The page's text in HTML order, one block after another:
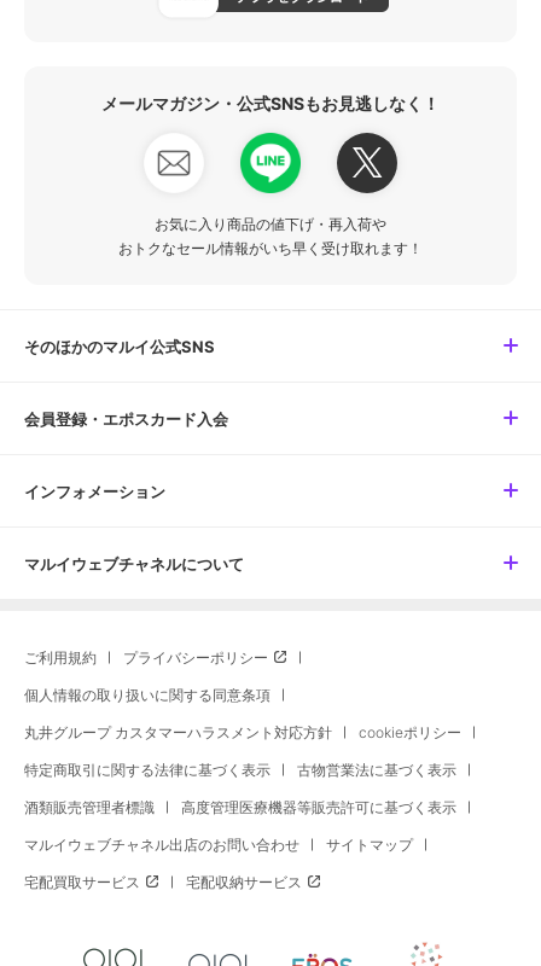
メールマガジン・公式SNSもお見逃しなく！
お気に入り商品の値下げ・再入荷や
おトクなセール情報がいち早く受け取れます！
そのほかのマルイ公式SNS
会員登録・エポスカード入会
インフォメーション
マルイウェブチャネルについて
ご利用規約 プライバシーポリシー
個人情報の取り扱いに関する同意条項
丸井グループ カスタマーハラスメント対応方針 cookieポリシー
特定商取引に関する法律に基づく表示 古物営業法に基づく表示
酒類販売管理者標識 高度管理医療機器等販売許可に基づく表示
マルイウェブチャネル出店のお問い合わせ サイトマップ
宅配買取サービス 宅配収納サービス